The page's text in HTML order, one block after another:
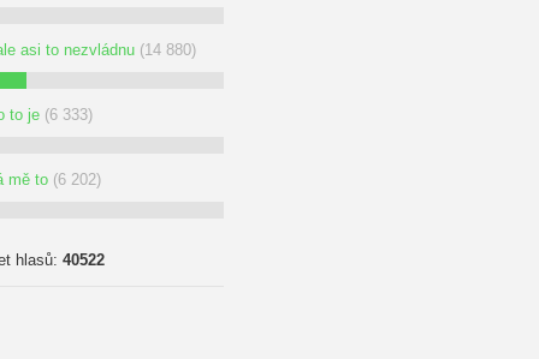
asi to nezvládnu (14 880)
to je (6 333)
mě to (6 202)
hlasů: 40522